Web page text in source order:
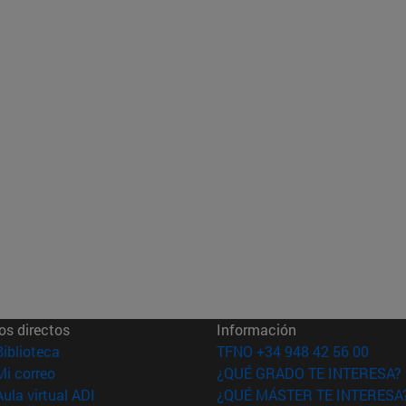
directos
(abre en nueva ventana)
correo(abre en nueva ventana)
virtual ADI (abre en nueva ventana)
Información
TFNO +34 948 42 56 00
¿QUÉ GRADO TE INTERESA?
¿QUÉ MÁSTER TE